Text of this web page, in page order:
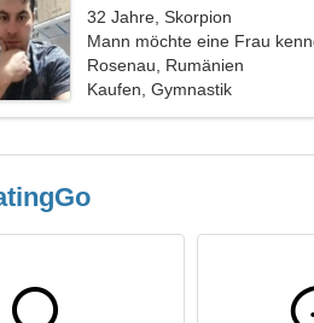
32 Jahre, Skorpion
Mann möchte eine Frau
Rosenau, Rumänien
Kaufen, Gymnastik